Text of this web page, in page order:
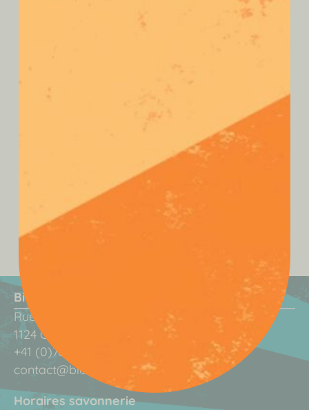
BionessenS Sàrl
Rue du Village
1124 Gollion – Suisse
+41 (0)76 327 57 59
contact@bionessens.ch
Horaires savonnerie